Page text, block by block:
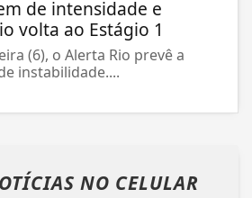
de intensidade e
volta ao Estágio 1
(6), o Alerta Rio prevê a
instabilidade....
NO CELULAR